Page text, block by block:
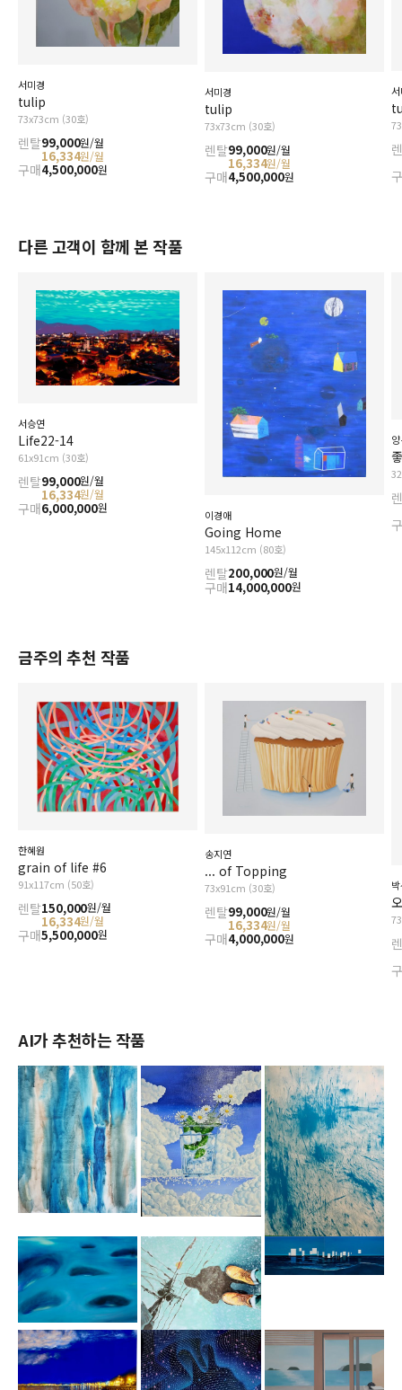
서미경
tulip
73x73cm (30호)
렌탈99,000원/월
16,334원/월
구매4,500,000원
서미경
tulip
73x73cm (30호)
렌탈99,000원/월
16,334원/월
구매4,500,000원
다른 고객이 함께 본 작품
서승연
Life22-14
61x91cm (30호)
렌탈99,000원/월
16,334원/월
구매6,000,000원 이경애
Going Home
145x112cm (80호)
렌탈200,000원/월
구매14,000,000원
금주의 추천 작품
한혜원
grain of life #6
91x117cm (50호)
렌탈150,000원/월
16,334원/월
구매5,500,000원
송지연
... of Topping
73x91cm (30호)
렌탈99,000원/월
16,334원/월
구매4,000,000원
AI가 추천하는 작품